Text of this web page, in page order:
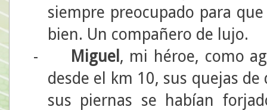
siempre preocupado para
bien. Un compañero de lujo.
-
Miguel , mi héroe, como
desde el km 10, sus quejas
sus piernas se habían